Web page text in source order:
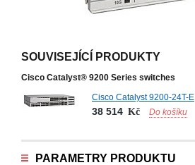
SOUVISEJÍCÍ PRODUKTY
Cisco Catalyst® 9200 Series switches
Cisco Catalyst 9200-24T-E
38 514 Kč Do košíku
PARAMETRY PRODUKTU